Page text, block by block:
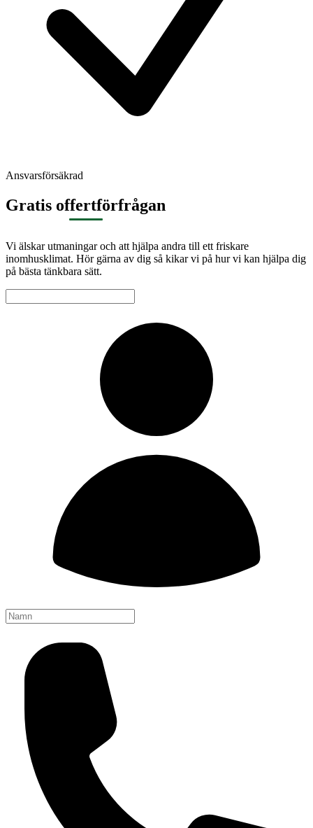
Ansvarsförsäkrad
Gratis offertförfrågan
Vi älskar utmaningar och att hjälpa andra till ett friskare
inomhusklimat. Hör gärna av dig så kikar vi på hur vi kan hjälpa dig
på bästa tänkbara sätt.